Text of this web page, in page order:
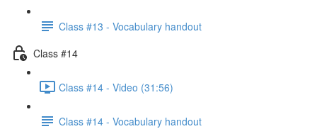
Class #13 - Vocabulary handout
Class #14
Class #14 - Video (31:56)
Class #14 - Vocabulary handout